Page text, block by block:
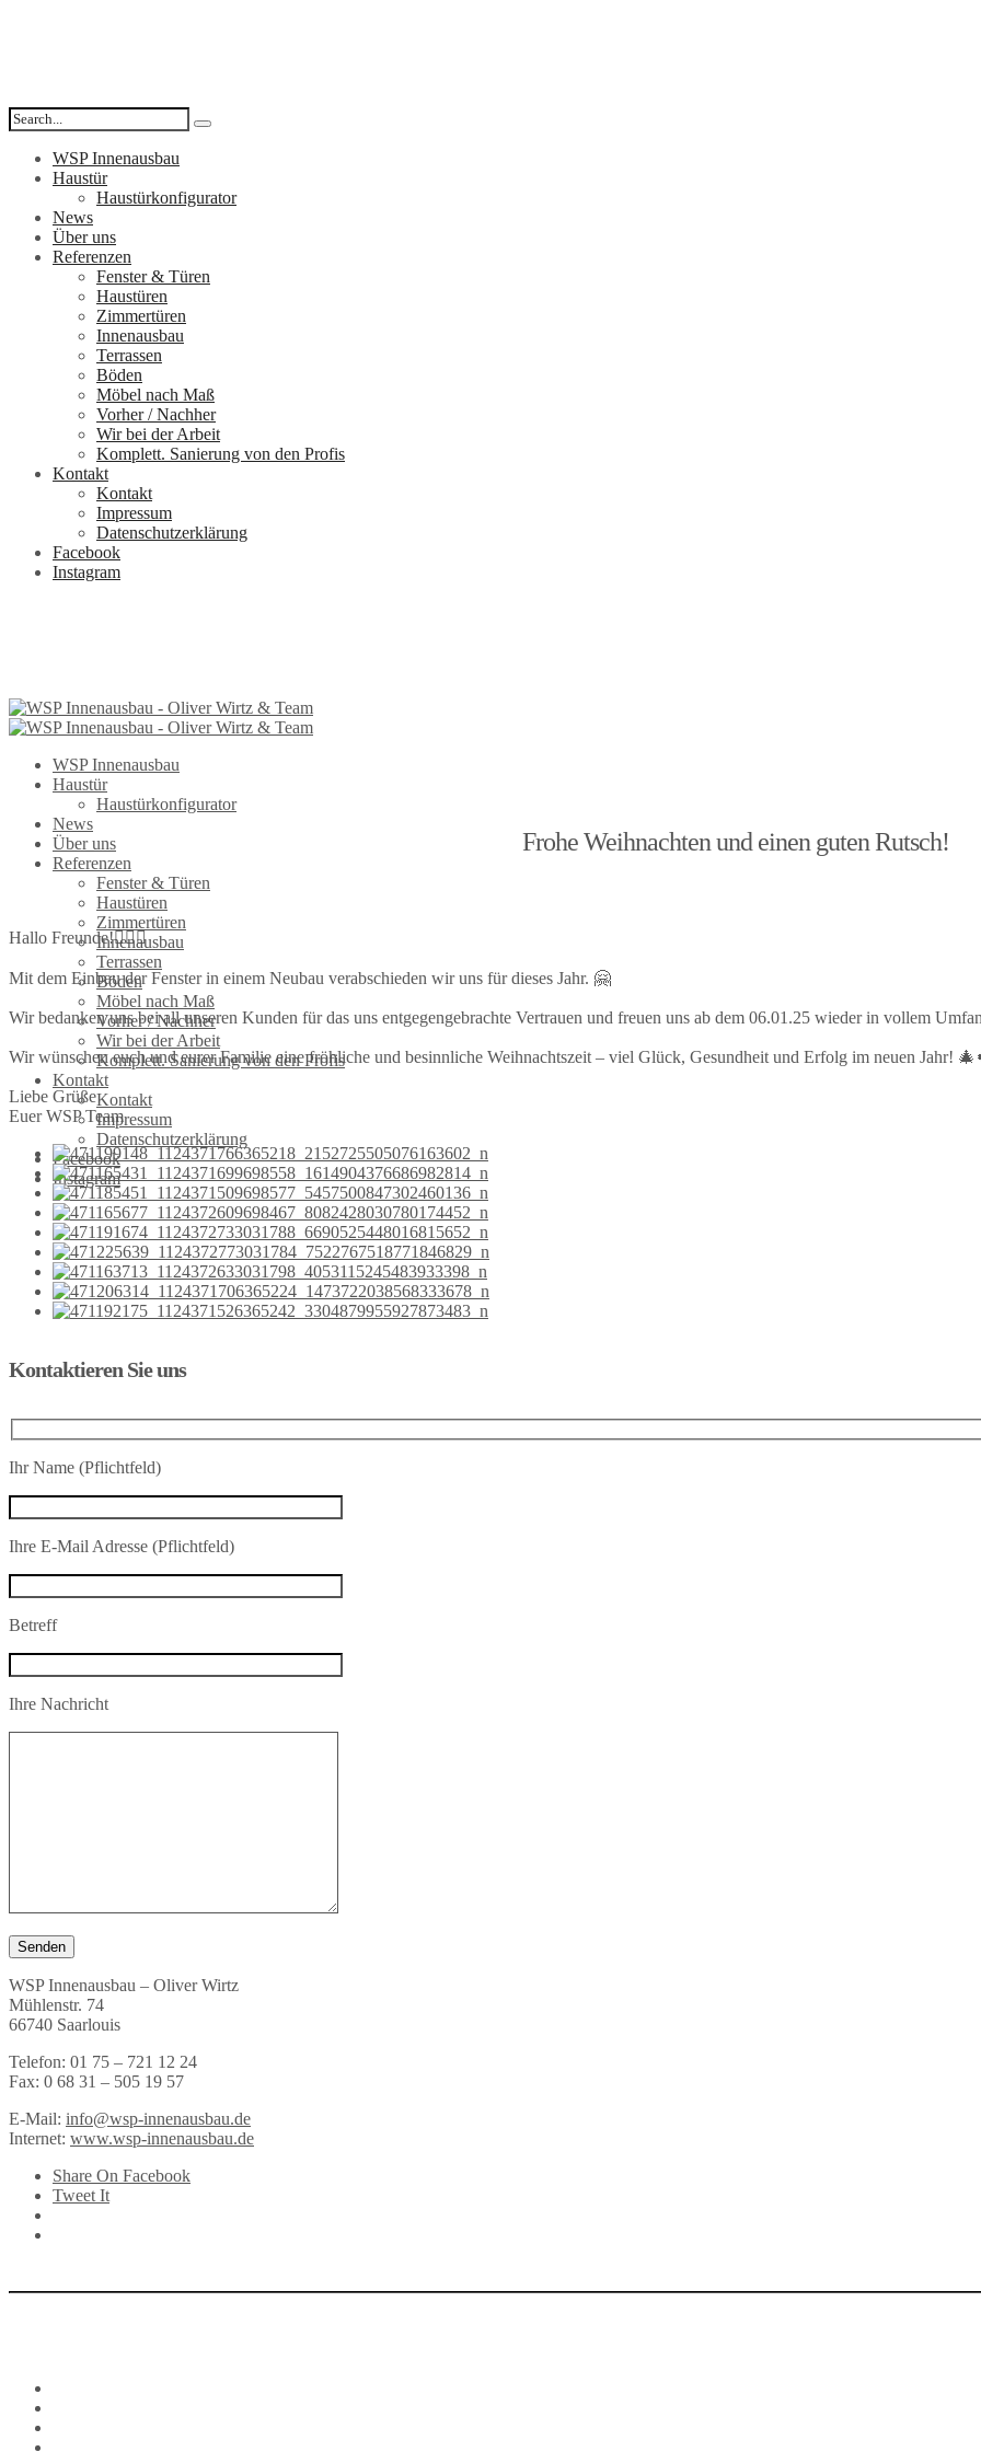
WSP Innenausbau
Haustür
Haustürkonfigurator
News
Über uns
Referenzen
Fenster & Türen
Haustüren
Zimmertüren
Innenausbau
Terrassen
Böden
Möbel nach Maß
Vorher / Nachher
Wir bei der Arbeit
Komplett. Sanierung von den Profis
Kontakt
Kontakt
Impressum
Datenschutzerklärung
Facebook
Instagram
WSP Innenausbau
Haustür
Haustürkonfigurator
News
Über uns
Referenzen
Fenster & Türen
Haustüren
Zimmertüren
Innenausbau
Terrassen
Böden
Möbel nach Maß
Vorher / Nachher
Wir bei der Arbeit
Komplett. Sanierung von den Profis
Kontakt
Kontakt
Impressum
Datenschutzerklärung
Facebook
Instagram
Frohe Weihnachten und einen guten Rutsch!
Hallo Freunde!🙋🏻‍♂️
Mit dem Einbau der Fenster in einem Neubau verabschieden wir uns für dieses Jahr. 🤗
Wir bedanken uns bei all unseren Kunden für das uns entgegengebrachte Vertrauen und freuen uns ab dem 06.01.25 wieder in vollem
Wir wünschen euch und eurer Familie eine fröhliche und besinnliche Weihnachtszeit – viel Glück, Gesundheit und Erfolg im neuen Jahr!
Liebe Grüße
Euer WSP Team
Kontaktieren Sie uns
Ihr Name (Pflichtfeld)
Ihre E-Mail Adresse (Pflichtfeld)
Betreff
Ihre Nachricht
WSP Innenausbau – Oliver Wirtz
Mühlenstr. 74
66740 Saarlouis
Telefon: 01 75 – 721 12 24
Fax: 0 68 31 – 505 19 57
E-Mail: info@wsp-innenausbau.de
Internet: www.wsp-innenausbau.de
Share On Facebook
Tweet It